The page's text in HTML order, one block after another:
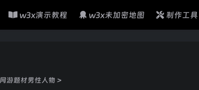
w3x演示教程 w3x未加密地图 制作工具
游题材男性人物 >